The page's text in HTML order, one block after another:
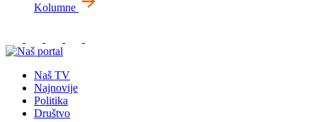
Kolumne
Naš TV
Najnovije
Politika
Društvo